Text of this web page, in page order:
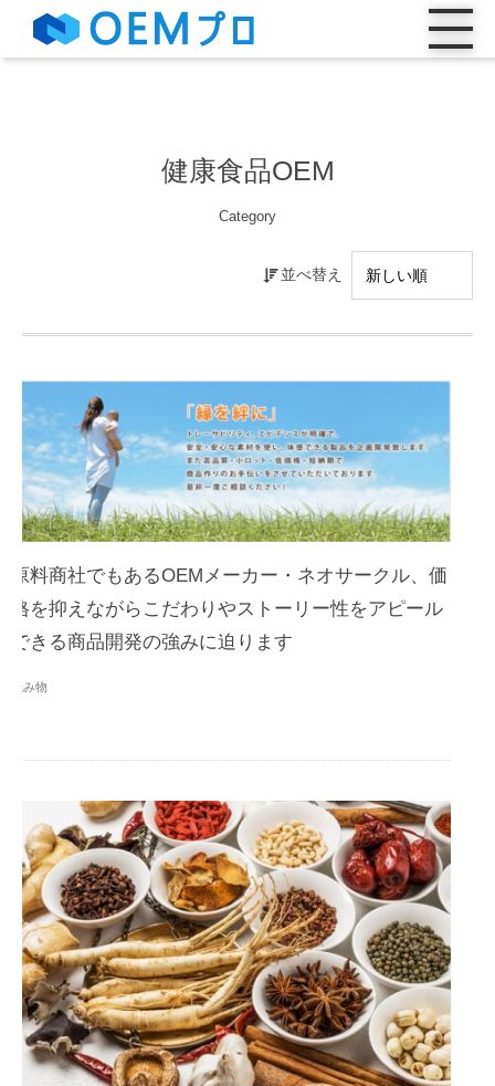
健康食品OEM
Category
並べ替え
原料商社でもあるOEMメーカー・ネオサークル、価
格を抑えながらこだわりやストーリー性をアピール
できる商品開発の強みに迫ります
読み物